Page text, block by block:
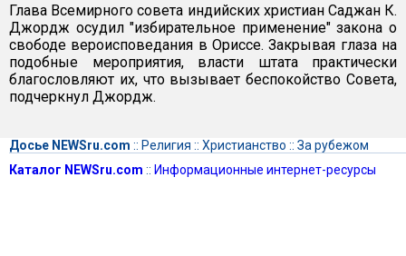
Глава Всемирного совета индийских христиан Саджан К.
Джордж осудил "избирательное применение" закона о
свободе вероисповедания в Ориссе. Закрывая глаза на
подобные мероприятия, власти штата практически
благословляют их, что вызывает беспокойство Совета,
подчеркнул Джордж.
Досье NEWSru.com :: Религия :: Христианство :: За рубежом
Каталог NEWSru.com :: Информационные интернет-ресурсы